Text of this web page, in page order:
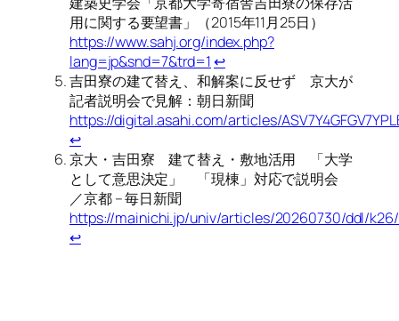
用に関する要望書」（2015年11月25日）
https://www.sahj.org/index.php?
lang=jp&snd=7&trd=1↩︎
吉田寮の建て替え、和解案に反せず 京大が
記者説明会で見解：朝日新聞
https://digital.asahi.com/articles/
↩︎
京大・吉田寮 建て替え・敷地活用 「大学
として意思決定」 「現棟」対応で説明会
／京都 – 毎日新聞
https://mainichi.jp/univ/articles/20260730/ddl/
↩︎